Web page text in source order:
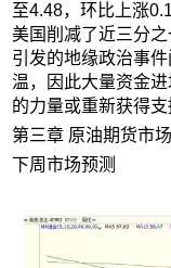
至4.48，环比上涨
美国削减了近三分
引发的地缘政治事
温，因此大量资金
的力量或重新获得支
第三章 原油期货市
下周市场预测